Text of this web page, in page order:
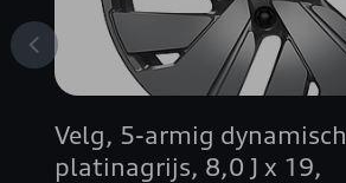
Velg, 5-armig dynamisch
platinagrijs, 8,0 J x 19,